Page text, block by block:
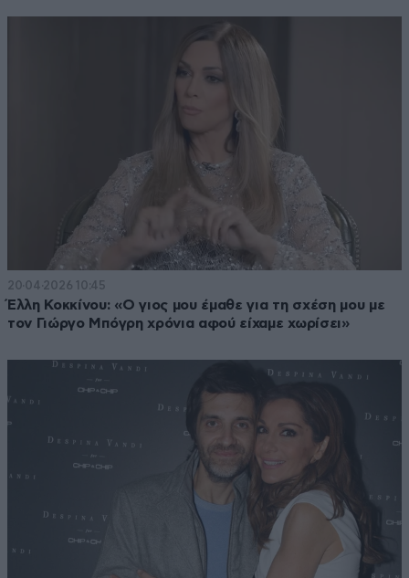
20·04·2026 10:45
Έλλη Κοκκίνου: «Ο γιος μου έμαθε για τη σχέση μου με
τον Γιώργο Μπόγρη χρόνια αφού είχαμε χωρίσει»